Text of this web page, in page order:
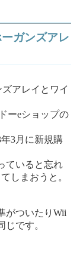
ガンズアレ
アレイとワイ
ーeショップの
3月に新規購
ていると忘れ
しまおうと。
がついたりWii
です。